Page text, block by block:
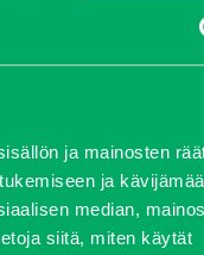
ja mainosten
ja
median,
siitä, miten käytät